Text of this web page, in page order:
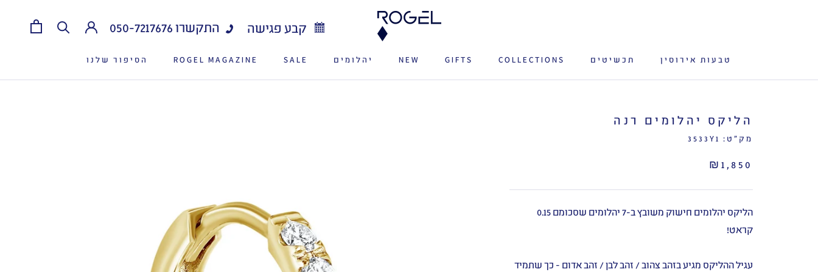
טבעות אירוסין תכשיטים COLLECTIONS
GIFTS
NEW
יהלומים
SALE
ROGEL MAGAZINE
הסיפור שלנו
קבע פגישה התקשרו050-7217676
הליקס יהלומים רנה
מק"ט: 3533Y1
₪1,850
הליקס יהלומים חישוק משובץ ב-7 יהלומים שסכומם 0.15
קראט!
עגיל ההליקס מגיע בזהב צהוב / זהב לבן / זהב אדום - כך שתמיד